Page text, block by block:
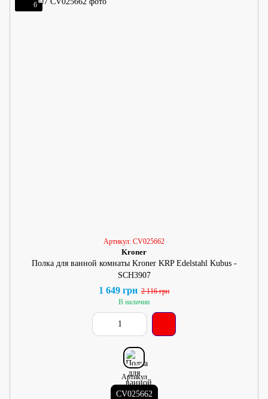
6
Артикул: CV025662
Kroner
Полка для ванной комнаты Kroner KRP Edelstahl Kubus -
SCH3907
1 649 грн 2 116 грн
В наличии
Артикул
CV025662